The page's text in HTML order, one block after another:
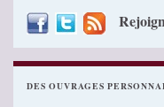
DES OUVRAGES